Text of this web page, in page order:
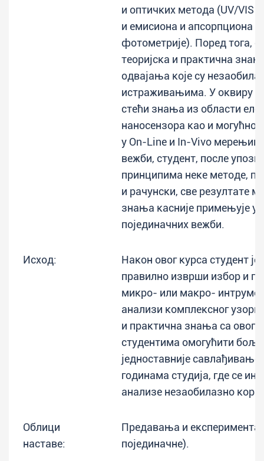
и оптичких метода (UV/VIS
и емисиона и апсорпциона
фотометрије). Поред тога,
теоријска и практична
одвајања које су
истраживањима. У оквиру
стећи знања из области
наносензора као и
у On-Line и In-Vivo
вежби, студент, после
принципима неке методе,
и рачунски, све резултате
знања касније примењује у
појединачних вежби.
Исход:
Након овог курса студент
правилно изврши избор и
микро- или макро-
анализи комплексног
и практична знања са овога
студентима омогућити
једноставније
годинама студија, где се
анализе незаобилазно
Облици
наставе:
Предавања и
појединачне).